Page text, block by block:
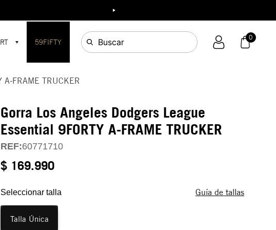
en Colombia!
59FIFTY Buscar 0
A-FRAME TRUCKER
Gorra Los Angeles Dodgers League
Essential 9FORTY A-FRAME TRUCKER
REF:60771710
$ 169.990
Seleccionar talla Guía de tallas
Talla Única